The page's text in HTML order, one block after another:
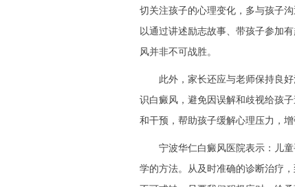
切关注孩子的心理变化，多与孩子
以通过讲述励志故事、带孩子参加
风并非不可战胜。​
此外，家长还应与老师保持良好
识白癜风，避免因误解和歧视给孩
和干预，帮助孩子缓解心理压力，增
宁波华仁白癜风医院表示：儿
学的方法。从及时准确的诊断治疗